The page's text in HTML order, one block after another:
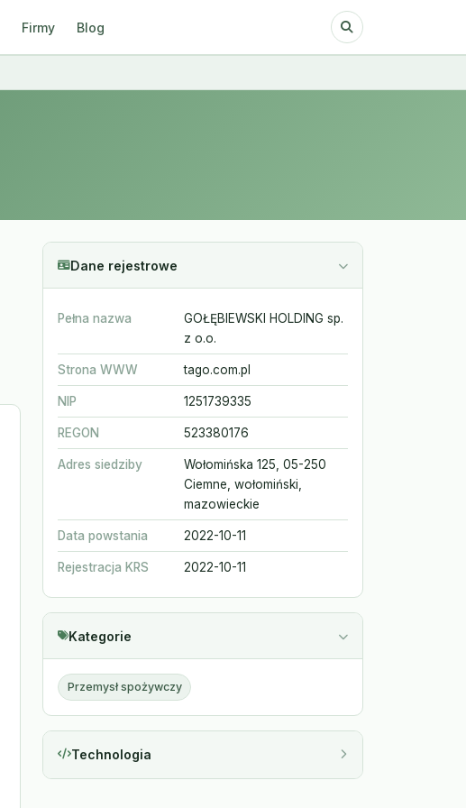
Firmy Blog
Dane rejestrowe
Pełna nazwa
GOŁĘBIEWSKI HOLDING sp.
z o.o.
Strona WWW tago.com.pl
NIP 1251739335
REGON 523380176
Adres siedziby
Wołomińska 125, 05-250
Ciemne, wołomiński,
mazowieckie
Data powstania 2022-10-11
Rejestracja KRS 2022-10-11
Kategorie
Przemysł spożywczy
Technologia